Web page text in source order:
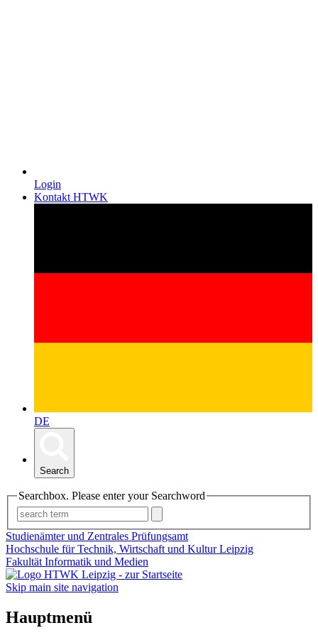
Login
Kontakt HTWK
DE
Search
Searchbox. Please enter your Searchword
Studienämter und Zentrales Prüfungsamt
Hochschule für Technik, Wirtschaft und Kultur Leipzig
Fakultät Informatik und Medien
Skip main site navigation
Hauptmenü